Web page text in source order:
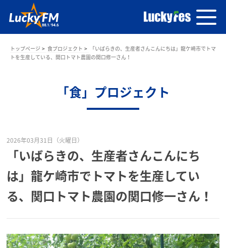
トップページ 食プロジェクト
「いばらきの、生産者さんこんにちは」龍ケ崎市でトマ
トを生産している、関口トマト農園の関口修一さん！
「食」プロジェクト
2026年03月31日（火曜日）
「いばらきの、生産者さんこんにち
は」龍ケ崎市でトマトを生産してい
る、関口トマト農園の関口修一さん！